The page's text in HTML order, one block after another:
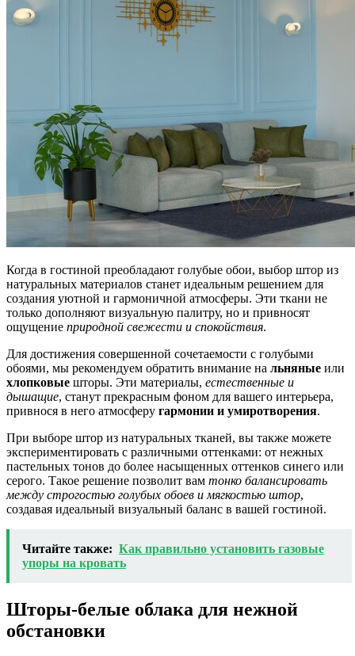
Когда в гостиной преобладают голубые обои, выбор штор из
натуральных материалов станет идеальным решением для
создания уютной и гармоничной атмосферы. Эти ткани не
только дополняют визуальную палитру, но и привносят
ощущение природной свежести и спокойствия.
Для достижения совершенной сочетаемости с голубыми
обоями, мы рекомендуем обратить внимание на льняные или
хлопковые шторы. Эти материалы, естественные и
дышащие, станут прекрасным фоном для вашего интерьера,
привнося в него атмосферу гармонии и умиротворения.
При выборе штор из натуральных тканей, вы также можете
экспериментировать с различными оттенками: от нежных
пастельных тонов до более насыщенных оттенков синего или
серого. Такое решение позволит вам тонко балансировать
между строгостью голубых обоев и мягкостью штор,
создавая идеальный визуальный баланс в вашей гостиной.
Читайте также: Как правильно установить газовые
упоры на кровать
Шторы-белые облака для нежной
обстановки